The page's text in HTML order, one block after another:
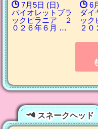
7月5日 (日)
バイオレットブラ
ックピラニア ２
０２６年６月 …
6
ダイ
ッ
２
スネークヘッド